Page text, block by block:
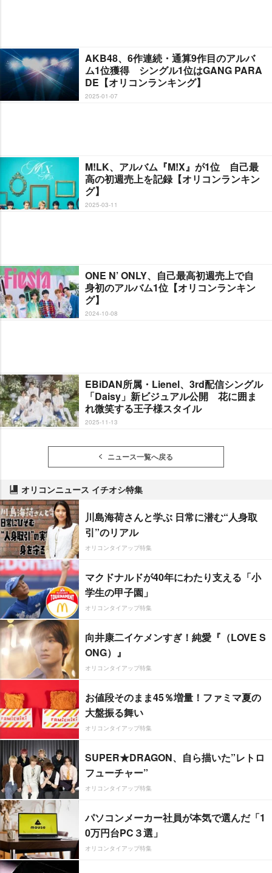
AKB48、6作連続・通算9作目のアルバ
ム1位獲得 シングル1位はGANG PARA
DE【オリコンランキング】
2025-01-07
M!LK、アルバム『M!X』が1位 自己最
高の初週売上を記録【オリコンランキン
グ】
2025-03-11
ONE N’ ONLY、自己最高初週売上で自
身初のアルバム1位【オリコンランキン
グ】
2024-10-08
EBiDAN所属・Lienel、3rd配信シングル
「Daisy」新ビジュアル公開 花に囲ま
れ微笑する王子様スタイル
2025-11-13
ニュース一覧へ戻る
オリコンニュース イチオシ特集
川島海荷さんと学ぶ 日常に潜む“人身取
引”のリアル
オリコンタイアップ特集
マクドナルドが40年にわたり支える「小
学生の甲子園」
オリコンタイアップ特集
向井康二イケメンすぎ！純愛『（LOVE S
ONG）』
オリコンタイアップ特集
お値段そのまま45％増量！ファミマ夏の
大盤振る舞い
オリコンタイアップ特集
SUPER★DRAGON、自ら描いた”レトロ
フューチャー”
オリコンタイアップ特集
パソコンメーカー社員が本気で選んだ「1
0万円台PC３選」
オリコンタイアップ特集